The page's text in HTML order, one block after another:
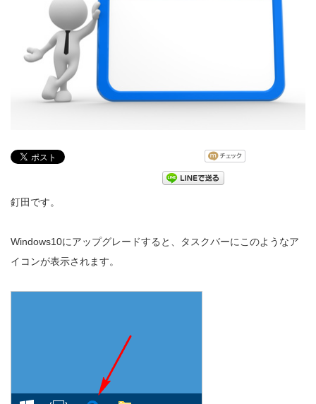
釘田です。
Windows10にアップグレードすると、タスクバーにこのようなア
イコンが表示されます。